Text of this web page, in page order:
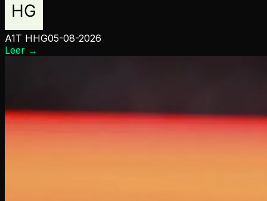
A1T HHG05-08-2026
Leer →